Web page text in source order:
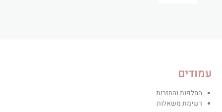
עמודים
החלפות והחזרות
רשימת משאלות